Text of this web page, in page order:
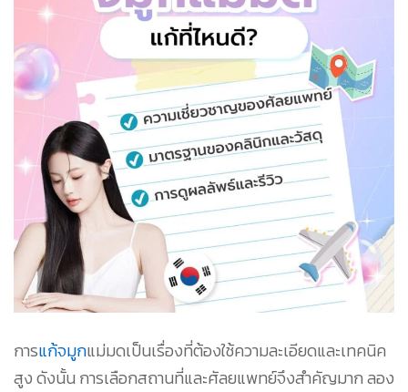
การแก้จมูกแม่มดเป็นเรื่องที่ต้องใช้ความละเอียดและเทคนิค
สูง ดังนั้น การเลือกสถานที่และศัลยแพทย์จึงสำคัญมาก ลอง